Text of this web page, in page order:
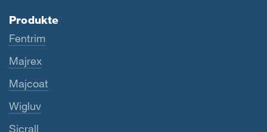
Produkte
Fentrim
Majrex
Majcoat
Wigluv
Sicrall